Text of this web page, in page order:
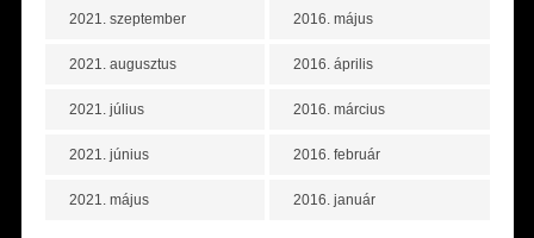
2021. szeptember
2021. augusztus
2021. július
2021. június
2021. május
2016. május
2016. április
2016. március
2016. február
2016. január